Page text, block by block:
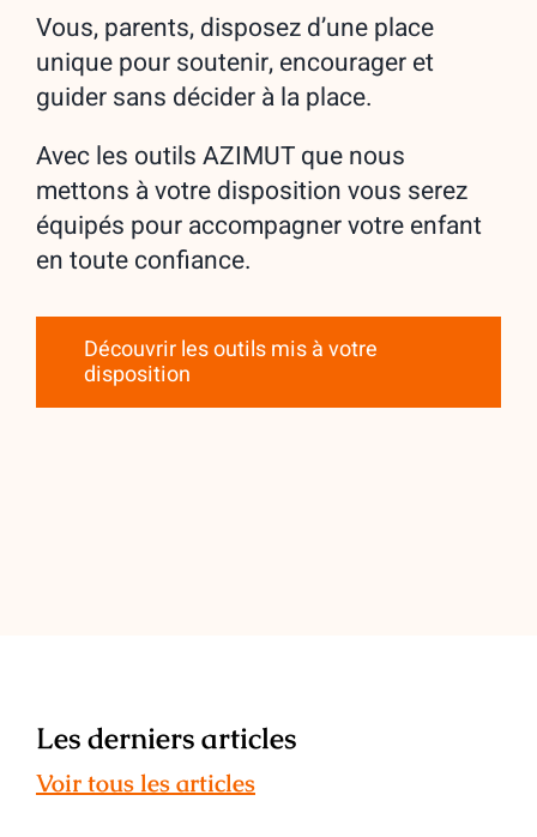
Vous, parents, disposez d’une place
unique pour soutenir, encourager et
guider sans décider à la place.
Avec les outils AZIMUT que nous
mettons à votre disposition vous serez
équipés pour accompagner votre enfant
en toute confiance.
Découvrir les outils mis à votre
disposition
Les derniers articles
Voir tous les articles